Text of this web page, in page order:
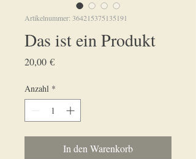
Artikelnummer: 364215375135191
Das ist ein Produkt
20,00 €Preis
Anzahl *
In den Warenkorb